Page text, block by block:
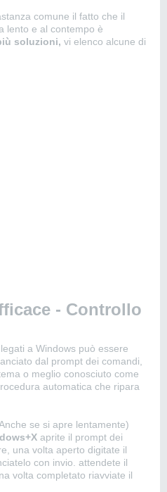
comune il fatto che il
lento e al contempo è
soluzioni, vi elenco alcune di
- Controllo
a Windows può essere
dal prompt dei comandi,
o meglio conosciuto come
automatica che ripara
se si apre lentamente)
aprite il prompt dei
una volta aperto digitate il
con invio. attendete il
volta completato riavviate il